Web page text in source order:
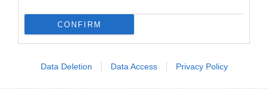
CONFIRM
Data Deletion Data Access Privacy Policy
18.01.2025 - 09:52